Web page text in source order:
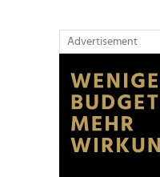
Advertisement